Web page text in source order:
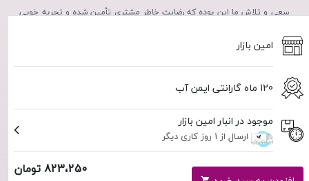
امین بازار
120 ماه گارانتی ایمن آب
موجود در انبار امین بازار
ارسال از 1 روز کاری دیگر
823،250 تومان
سعی و تلاش ما این بوده که رضایت خاطر مشتری تأمین شده و تجربه خوبی
از خرید، در ذهن مشتریان عزیز نقش بندد.
استفاده از مطالب فروشگاه اینترنتی امین بازار فقط برای مقاصد غیرتجاری و